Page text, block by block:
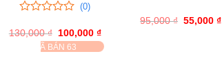
trên
đánh
(0)
130,000₫ Giá
gốc
là:
100,000₫
hiện
tại
ĐÃ BÁN 63
đánh giá
95,000₫ Giá
55,000₫